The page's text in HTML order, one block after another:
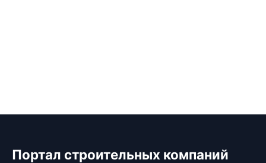
Портал строительных компаний